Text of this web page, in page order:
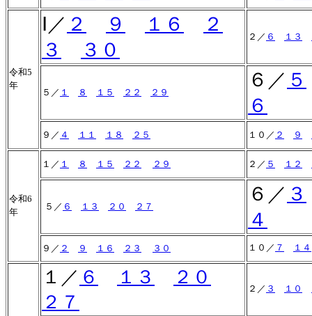
令和5
年
Ⅰ／ ２ ９ １６
２
３
３０
２／ ６ １３
５／ １ ８ １５ ２２ ２９
６／ ５
６
９／ ４ １１ １８ ２５ １０／ ２ ９
令和6
年
１／ １ ８ １５ ２２ ２９ ２／ ５ １２
５／ ６ １３ ２０ ２７
６／ ３
４
９／ ２ ９ １６ ２３ ３０ １０／ ７ １４
１／ ６ １３
２０
２７
２／ ３ １０